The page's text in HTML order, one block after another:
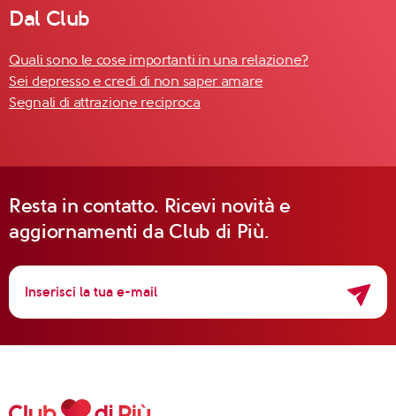
Dal Club
Quali sono le cose importanti in una relazione?
Sei depresso e credi di non saper amare
Segnali di attrazione reciproca
Resta in contatto. Ricevi novità e
aggiornamenti da Club di Più.